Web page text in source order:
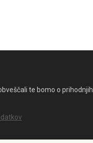
te bomo o prihodnjih